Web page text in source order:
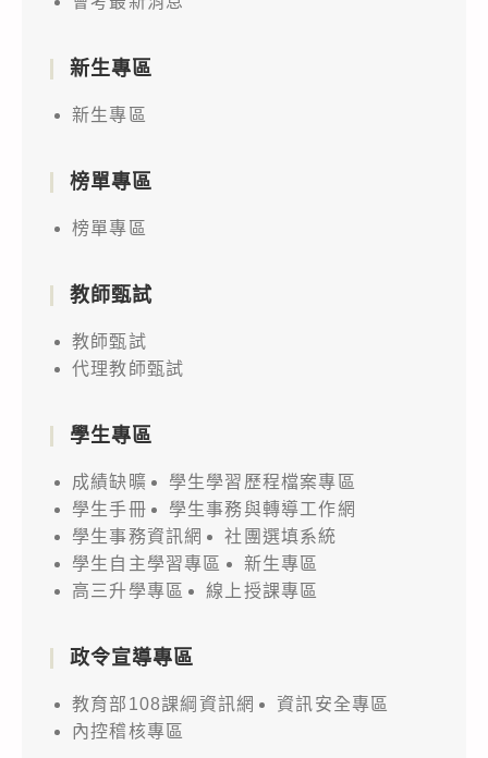
新生專區
新生專區
榜單專區
榜單專區
教師甄試
教師甄試
代理教師甄試
學生專區
成績缺曠
學生學習歷程檔案專區
學生手冊
學生事務與轉導工作網
學生事務資訊網
社團選填系統
學生自主學習專區
新生專區
高三升學專區
線上授課專區
政令宣導專區
教育部108課綱資訊網
資訊安全專區
內控稽核專區